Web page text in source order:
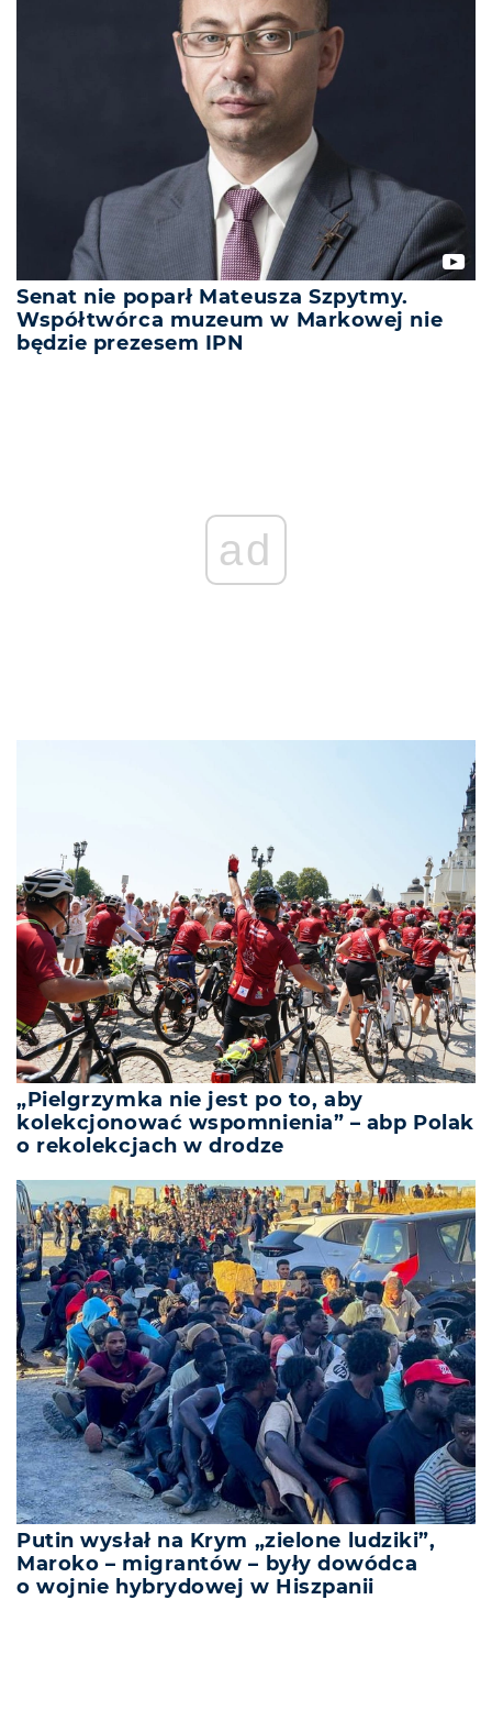
Senat nie poparł Mateusza Szpytmy.
Współtwórca muzeum w Markowej nie
będzie prezesem IPN
ad
„Pielgrzymka nie jest po to, aby
kolekcjonować wspomnienia” – abp Polak
o rekolekcjach w drodze
Putin wysłał na Krym „zielone ludziki”,
Maroko – migrantów – były dowódca
o wojnie hybrydowej w Hiszpanii